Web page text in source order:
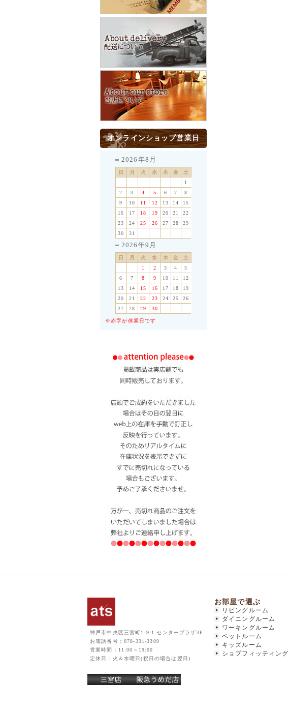
オンラインショップ営業日
2026年8月
日 月 火 水 木 金
土
1
2
3 4 5 6 7
8
9
10 11 12 13 14
15
16
17 18 19 20 21
22
23
24 25 26 27 28
29
30
31
2026年9月
日 月 火 水 木 金
土
1
2 3 4
5
6
7 8 9 10 11
12
13
14 15 16 17 18
19
20
21 22 23 24 25
26
27
28 29 30
※赤字が休業日です
神戸市中央区三宮町1-9-1 センタープラザ3F
お電話番号：078-331-3309
営業時間：11:00～19:00
定休日：火＆水曜日(祝日の場合は翌日)
お部屋で選ぶ
リビングルーム
ダイニングルーム
ワーキングルーム
ベットルーム
キッズルーム
ショプフィッティング